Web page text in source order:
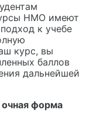
НМО имеют
к учебе
курс, вы
баллов
дальнейшей
форма